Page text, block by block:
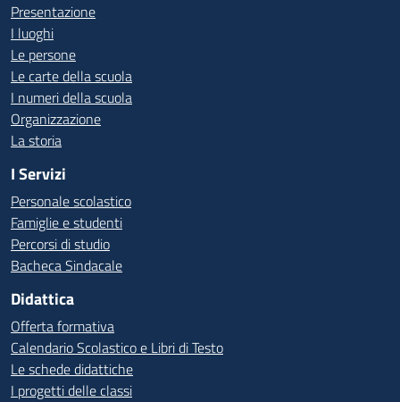
Presentazione
I luoghi
Le persone
Le carte della scuola
I numeri della scuola
Organizzazione
La storia
I Servizi
Personale scolastico
Famiglie e studenti
Percorsi di studio
Bacheca Sindacale
Didattica
Offerta formativa
Calendario Scolastico e Libri di Testo
Le schede didattiche
I progetti delle classi